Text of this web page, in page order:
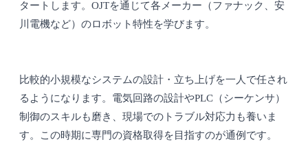
タートします。OJTを通じて各メーカー（ファナック、安
川電機など）のロボット特性を学びます。
比較的小規模なシステムの設計・立ち上げを一人で任され
るようになります。電気回路の設計やPLC（シーケンサ）
制御のスキルも磨き、現場でのトラブル対応力も養いま
す。この時期に専門の資格取得を目指すのが通例です。